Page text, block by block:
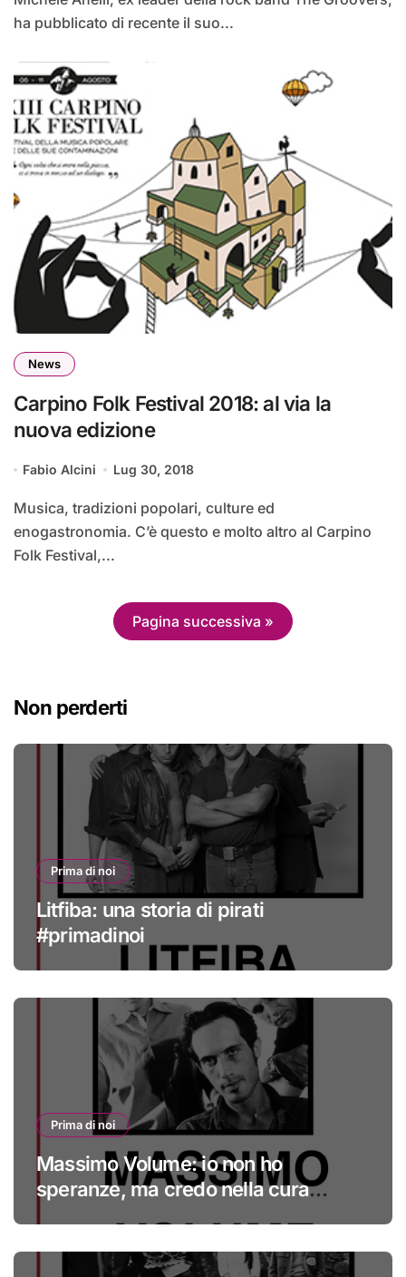
ha pubblicato di recente il suo...
News
Carpino Folk Festival 2018: al via la
nuova edizione
Fabio Alcini Lug 30, 2018
Musica, tradizioni popolari, culture ed
enogastronomia. C’è questo e molto altro al Carpino
Folk Festival,...
Pagina successiva »
Non perderti
Prima di noi
Litfiba: una storia di pirati
#primadinoi
Prima di noi
Massimo Volume: io non ho
speranze, ma credo nella cura